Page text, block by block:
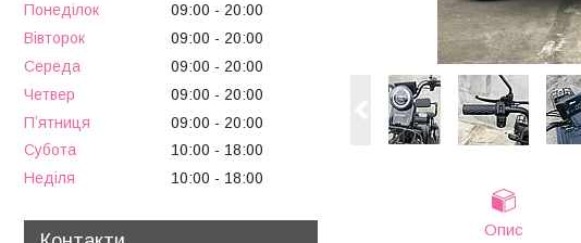
Опис
Понеділок 09:00
20:00
Вівторок
09:00
20:00
Середа
09:00
20:00
Четвер
09:00
20:00
Пʼятниця
09:00
20:00
Субота
10:00
18:00
Неділя
10:00 18:00